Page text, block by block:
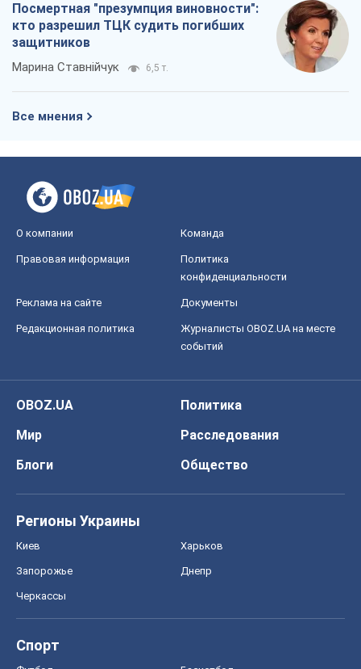
Посмертная "презумпция виновности":
кто разрешил ТЦК судить погибших
защитников
Марина Ставнійчук 6,5 т.
Все мнения
О компании Команда
Правовая информация
Политика
конфиденциальности
Реклама на сайте Документы
Редакционная политика
Журналисты OBOZ.UA на месте
событий
OBOZ.UA
Политика
Мир
Расследования
Блоги
Общество
Регионы Украины
Киев Харьков
Запорожье Днепр
Черкассы
Спорт